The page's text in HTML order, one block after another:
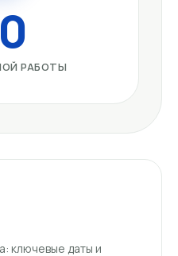
РАБОТЫ
ключевые даты и